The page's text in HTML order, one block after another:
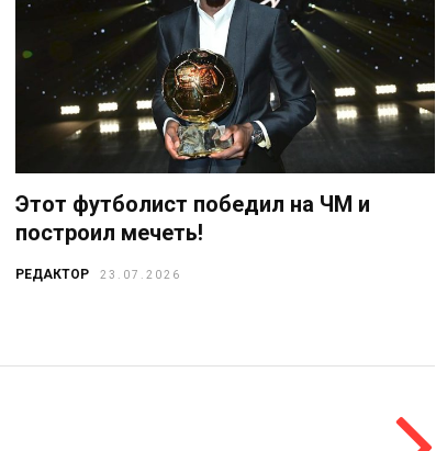
Этот футболист победил на ЧМ и
построил мечеть!
РЕДАКТОР 23.07.2026